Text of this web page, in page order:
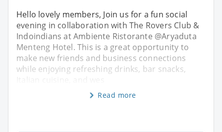
Hello lovely members, Join us for a fun social
evening in collaboration with The Rovers Club &
Indoindians at Ambiente Ristorante @Aryaduta
Menteng Hotel. This is a great opportunity to
make new friends and business connections
while enjoying refreshing drinks, bar snacks,
Read more